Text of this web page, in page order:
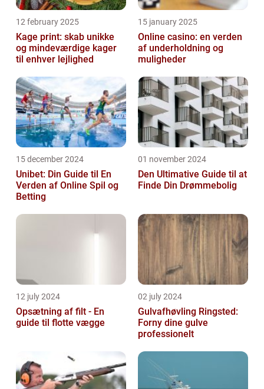
12 february 2025
Kage print: skab unikke
og mindeværdige kager
til enhver lejlighed
15 january 2025
Online casino: en verden
af underholdning og
muligheder
15 december 2024
Unibet: Din Guide til En
Verden af Online Spil og
Betting
01 november 2024
Den Ultimative Guide til at
Finde Din Drømmebolig
12 july 2024
Opsætning af filt - En
guide til flotte vægge
02 july 2024
Gulvafhøvling Ringsted:
Forny dine gulve
professionelt